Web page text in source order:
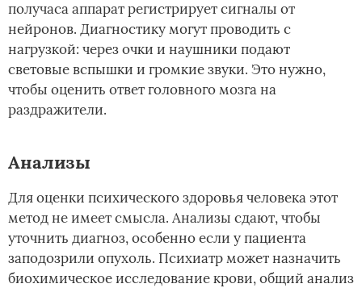
получаса аппарат регистрирует сигналы от
нейронов. Диагностику могут проводить с
нагрузкой: через очки и наушники подают
световые вспышки и громкие звуки. Это нужно,
чтобы оценить ответ головного мозга на
раздражители.
Анализы
Для оценки психического здоровья человека этот
метод не имеет смысла. Анализы сдают, чтобы
уточнить диагноз, особенно если у пациента
заподозрили опухоль. Психиатр может назначить
биохимическое исследование крови, общий анализ